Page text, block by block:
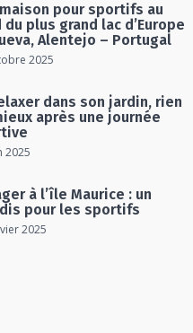
pour sportifs au
du plus grand lac d’Europe
Alentejo – Portugal
2025
dans son jardin, rien
après une journée
2025
à l’île Maurice : un
pour les sportifs
2025